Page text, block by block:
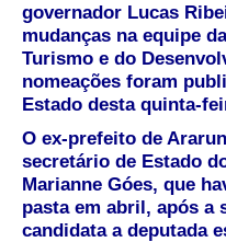
governador Lucas
mudanças na equipe
Turismo e do
nomeações foram
Estado desta quinta-
O ex-prefeito de
secretário de Estado
Marianne Góes, que
pasta em abril, após a
candidata a deputada